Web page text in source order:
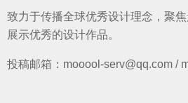
致力于传播全球优秀设计理念，聚
展示优秀的设计作品。
投稿邮箱：mooool-serv@qq.com /